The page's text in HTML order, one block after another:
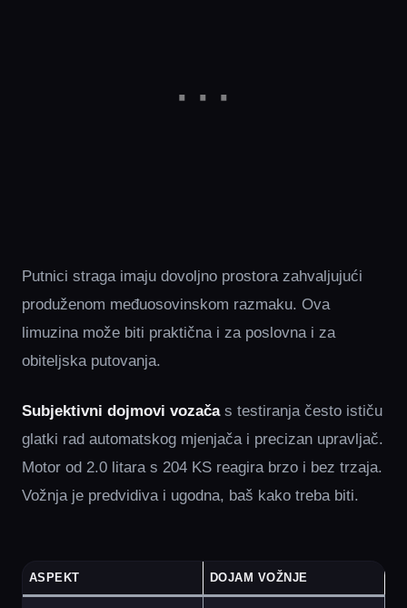
Putnici straga imaju dovoljno prostora zahvaljujući
produženom međuosovinskom razmaku. Ova
limuzina može biti praktična i za poslovna i za
obiteljska putovanja.
Subjektivni dojmovi vozačas testiranja često ističu
glatki rad automatskog mjenjača i precizan upravljač.
Motor od 2.0 litara s 204 KS reagira brzo i bez trzaja.
Vožnja je predvidiva i ugodna, baš kako treba biti.
ASPEKT DOJAM VOŽNJE